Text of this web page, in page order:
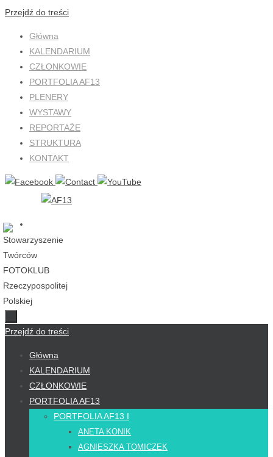
Przejdź do treści
Główna
KALENDARIUM
CZŁONKOWIE
PORTFOLIA AF13
PLENERY
WYSTAWY
REPORTAŻE
STRUKTURA
KONTAKT
Przejdź do treści
Główna
KALENDARIUM
CZŁONKOWIE
PORTFOLIA AF13
PORTFOLIA AF13 I
ANETA KONIK
AGNIESZKA TOMICZEK